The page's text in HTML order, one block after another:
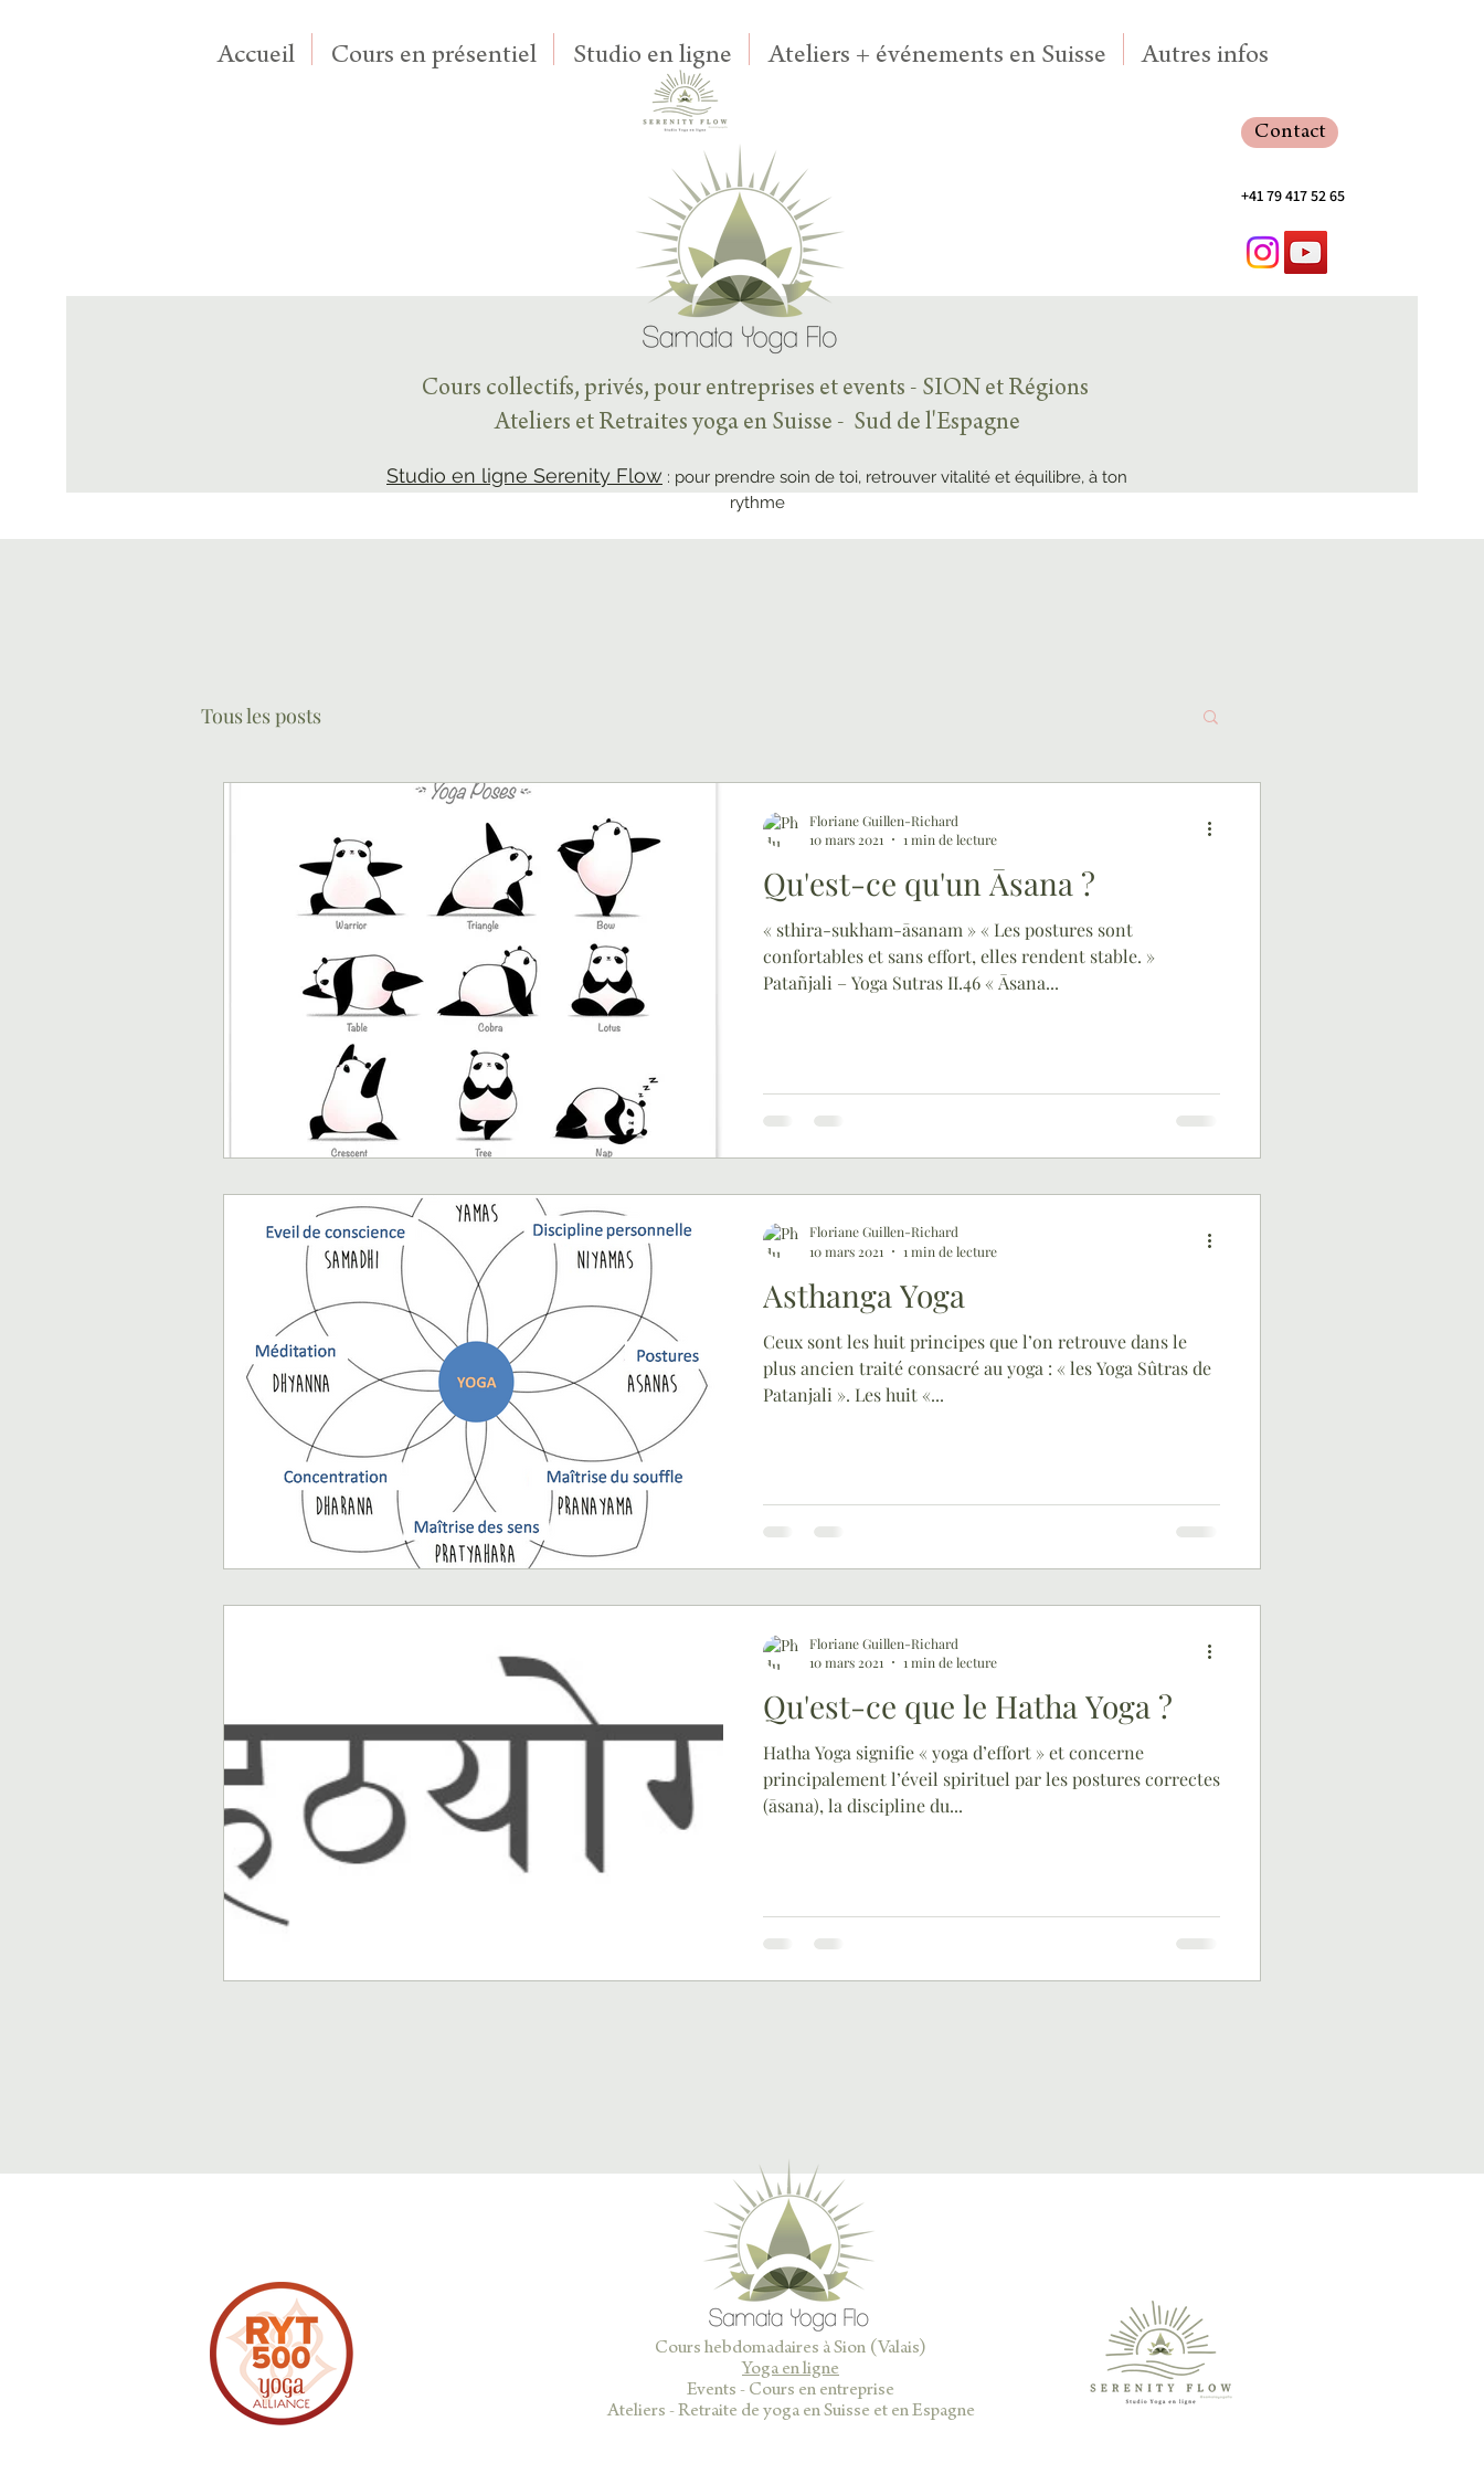
Cours collectifs, privés, pour entreprises et events - SION et Régions
Ateliers et Retraites yoga en Suisse - Sud de l'Espagne
Studio en ligne Serenity Flow : pour prendre soin de toi, retrouver vitalité et équilibre, à ton
rythme
Accueil Cours en présentiel Studio en ligne Ateliers + événements en Suisse Autres infos
Contact
+41 79 417 52 65
Tous les posts
Qu'est-ce qu'un Āsana ?
« sthira-sukham-āsanam » « Les postures sont
confortables et sans effort, elles rendent stable. »
Patañjali – Yoga Sutras II.46 « Āsana...
Floriane Guillen-Richard
10 mars 2021
1 min de lecture
Asthanga Yoga
Ceux sont les huit principes que l’on retrouve dans le
plus ancien traité consacré au yoga : « les Yoga Sûtras de
Patanjali ». Les huit «...
Floriane Guillen-Richard
10 mars 2021
1 min de lecture
Qu'est-ce que le Hatha Yoga ?
Hatha Yoga signifie « yoga d’effort » et concerne
principalement l’éveil spirituel par les postures correctes
(āsana), la discipline du...
Floriane Guillen-Richard
10 mars 2021
1 min de lecture
Cours hebdomadaires à Sion (Valais)
Yoga en ligne
Events - Cours en entreprise
Ateliers - Retraite de yoga en Suisse et en Espagne